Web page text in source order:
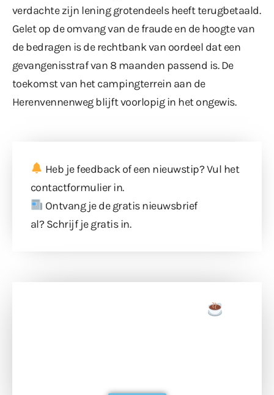
verdachte zijn lening grotendeels heeft terugbetaald.
Gelet op de omvang van de fraude en de hoogte van
de bedragen is de rechtbank van oordeel dat een
gevangenisstraf van 8 maanden passend is. De
toekomst van het campingterrein aan de
Herenvennenweg blijft voorlopig in het ongewis.
Heb je feedback of een nieuwstip? Vul het
contactformulierin.
Ontvang je de gratis nieuwsbrief
al? Schrijf je gratis in.